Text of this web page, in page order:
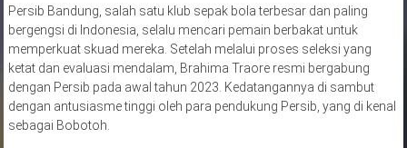
Persib Bandung, salah satu klub sepak bola terbesar dan paling
bergengsi di Indonesia, selalu mencari pemain berbakat untuk
memperkuat skuad mereka. Setelah melalui proses seleksi yang
ketat dan evaluasi mendalam, Brahima Traore resmi bergabung
dengan Persib pada awal tahun 2023. Kedatangannya di sambut
dengan antusiasme tinggi oleh para pendukung Persib, yang di kenal
sebagai Bobotoh.